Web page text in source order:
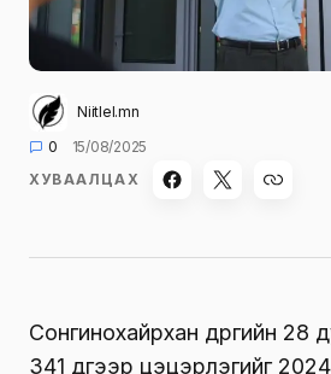
Niitlel.mn
0
15/08/2025
ХУВААЛЦАХ
Сонгинохайрхан дүүргийн 28
341 дүгээр цэцэрлэгийг